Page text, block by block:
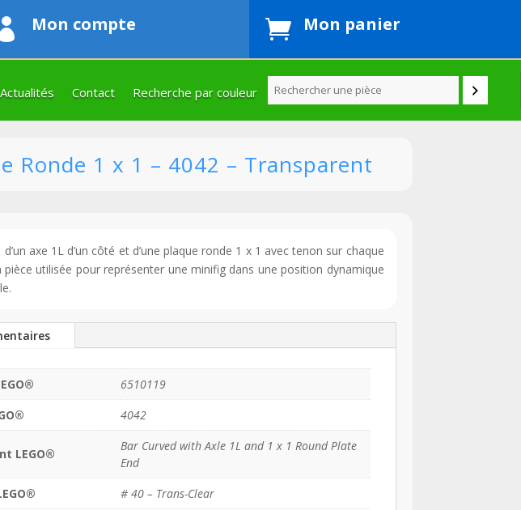
Mon compte  Mon panier
Actualités Contact Recherche par couleur
Ronde 1 x 1 – 4042 – Transparent
axe 1L d’un côté et d’une plaque ronde 1 x 1 avec tenon sur chaque
pièce utilisée pour représenter une minifig dans une position dynamique
6510119
4042
LEGO®
Bar Curved with Axle 1L and 1 x 1 Round Plate
End
# 40 – Trans-Clear